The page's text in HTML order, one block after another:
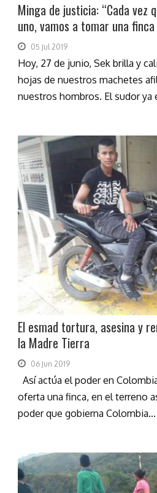
Minga de justicia: “Cada vez
uno, vamos a tomar una finca
05 Jul 2019
Hoy, 27 de junio, Sek brilla y
hojas de nuestros machetes
nuestros hombros. El sudor ya
El esmad tortura, asesina y
la Madre Tierra
06 Jun 2019
Así actúa el poder en
oferta una finca, en el terreno
poder que gobierna Colombia...